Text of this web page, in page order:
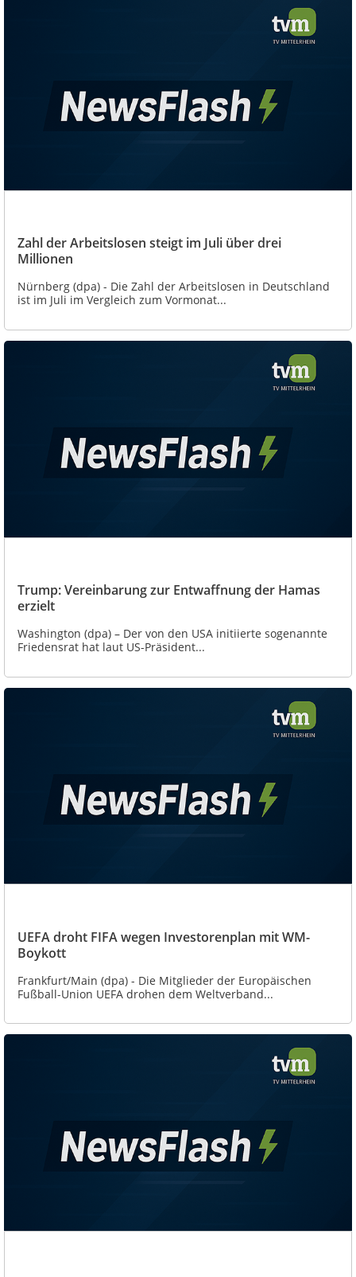
Zahl der Arbeitslosen steigt im Juli über drei
Millionen
Nürnberg (dpa) - Die Zahl der Arbeitslosen in Deutschland
ist im Juli im Vergleich zum Vormonat...
Trump: Vereinbarung zur Entwaffnung der Hamas
erzielt
Washington (dpa) – Der von den USA initiierte sogenannte
Friedensrat hat laut US-Präsident...
UEFA droht FIFA wegen Investorenplan mit WM-
Boykott
Frankfurt/Main (dpa) - Die Mitglieder der Europäischen
Fußball-Union UEFA drohen dem Weltverband...